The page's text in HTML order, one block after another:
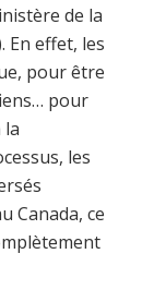
de la
En effet, les
pour être
pour
la
les
Canada, ce